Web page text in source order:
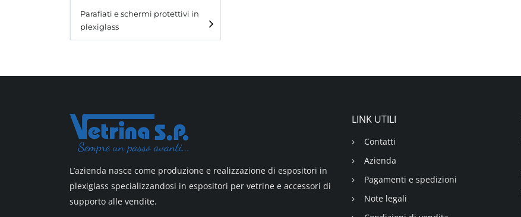
Laminato light
All design
Top line 3
Parafiati e schermi protettivi in
plexiglass
L’azienda nasce come produzione e realizzazione di espositori in
plexiglass specializzandosi in espositori per vetrine e accessori di
supporto alle vendite.
LINK UTILI
Contatti
Azienda
Pagamenti e spedizioni
Note legali